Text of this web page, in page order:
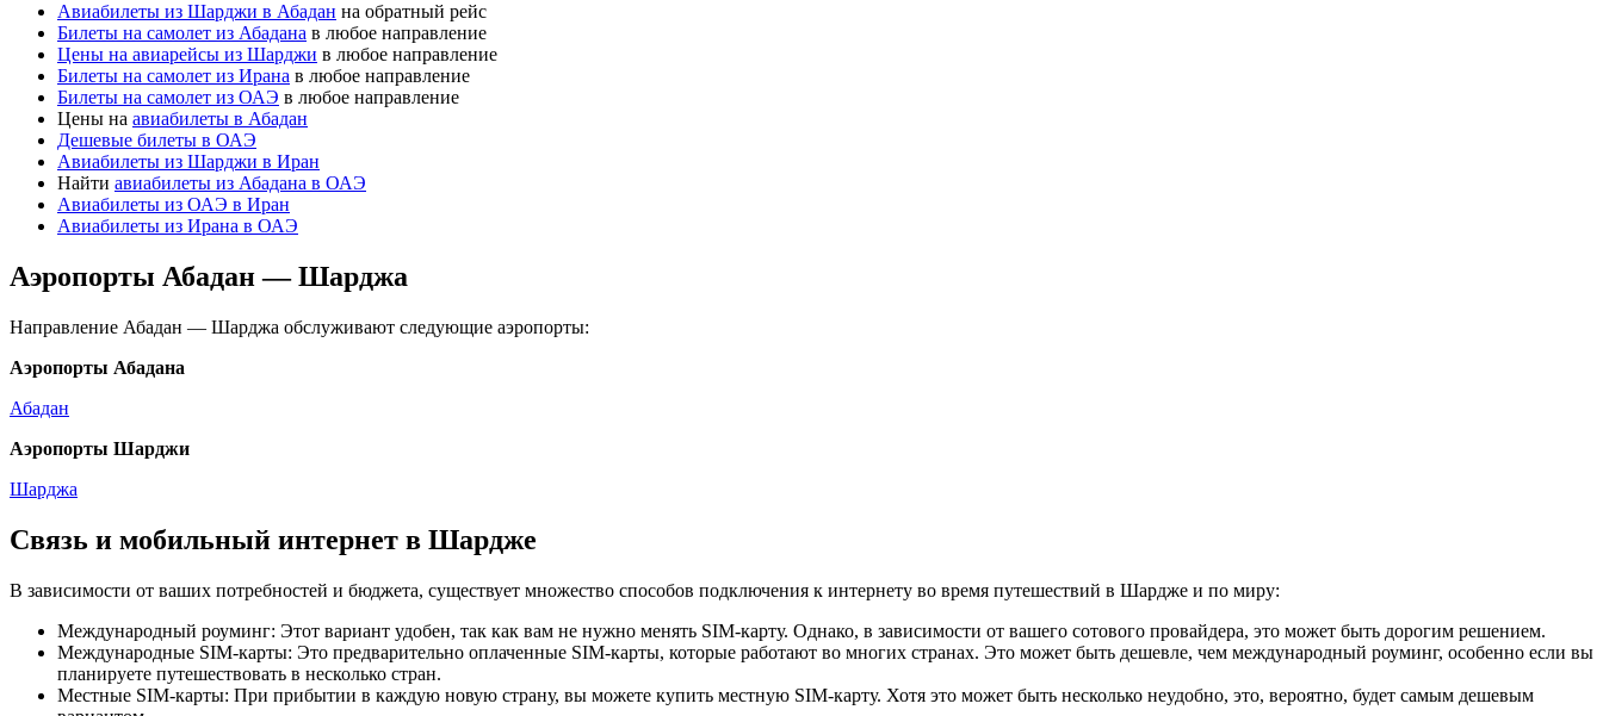
Авиабилеты из Шарджи в Абадан на обратный рейс
Билеты на самолет из Абадана в любое направление
Цены на авиарейсы из Шарджи в любое направление
Билеты на самолет из Ирана в любое направление
Билеты на самолет из ОАЭ в любое направление
Цены на авиабилеты в Абадан
Дешевые билеты в ОАЭ
Авиабилеты из Шарджи в Иран
Найти авиабилеты из Абадана в ОАЭ
Авиабилеты из ОАЭ в Иран
Авиабилеты из Ирана в ОАЭ
Аэропорты Абадан — Шарджа
Направление Абадан — Шарджа обслуживают следующие аэропорты:
Аэропорты Абадана
Абадан
Аэропорты Шарджи
Шарджа
Связь и мобильный интернет в Шардже
В зависимости от ваших потребностей и бюджета, существует множество способов подключения к интернету во время путешествий в Шардже и по миру:
Международный роуминг: Этот вариант удобен, так как вам не нужно менять SIM-карту. Однако, в зависимости от вашего сотового провайдера, это может быть дорогим решением.
Международные SIM-карты: Это предварительно оплаченные SIM-карты, которые работают во многих странах. Это может быть дешевле, чем международный роуминг, особенно если вы
планируете путешествовать в несколько стран.
Местные SIM-карты: При прибытии в каждую новую страну, вы можете купить местную SIM-карту. Хотя это может быть несколько неудобно, это, вероятно, будет самым дешевым